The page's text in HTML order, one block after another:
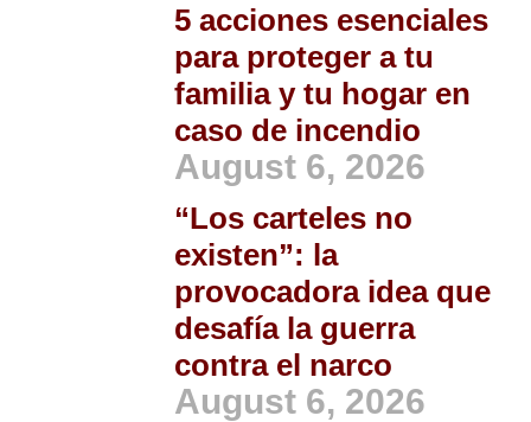
5 acciones esenciales
para proteger a tu
familia y tu hogar en
caso de incendio
August 6, 2026
“Los carteles no
existen”: la
provocadora idea que
desafía la guerra
contra el narco
August 6, 2026